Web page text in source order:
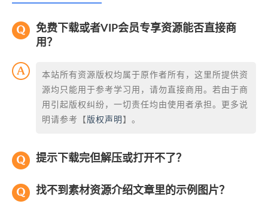
免费下载或者VIP会员专享资源能否直接商
用？
本站所有资源版权均属于原作者所有，这里所提供资
源均只能用于参考学习用，请勿直接商用。若由于商
用引起版权纠纷，一切责任均由使用者承担。更多说
明请参考【 版权声明 】。
提示下载完但解压或打开不了？
找不到素材资源介绍文章里的示例图片？